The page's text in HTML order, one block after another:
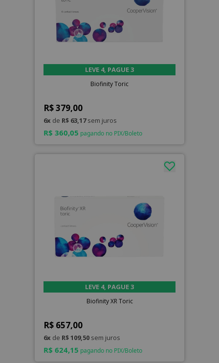
LEVE 4, PAGUE 3
Biofinity Toric
R$ 379,00
6x de R$ 63,17sem juros
R$ 360,05 pagando no PIX/Boleto
LEVE 4, PAGUE 3
Biofinity XR Toric
R$ 657,00
6x de R$ 109,50sem juros
R$ 624,15 pagando no PIX/Boleto